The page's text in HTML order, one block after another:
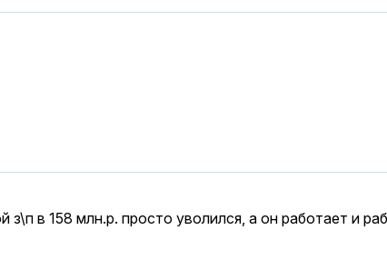
в 158 млн.р. просто уволился, а он работает и